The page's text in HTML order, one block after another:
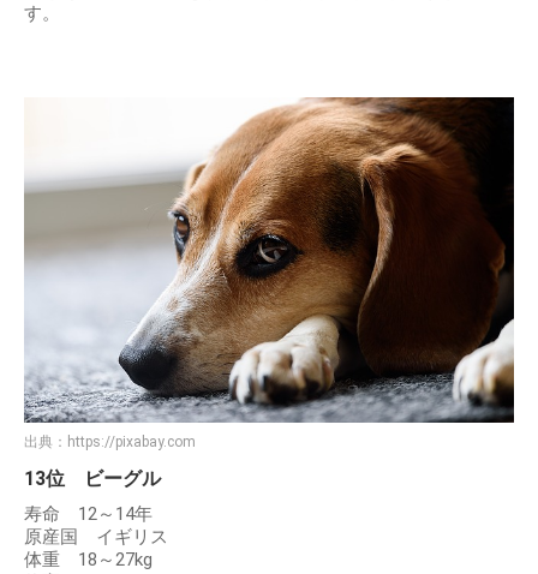
す。
出典： https://pixabay.com
13位 ビーグル
寿命 12～14年
原産国 イギリス
体重 18～27kg